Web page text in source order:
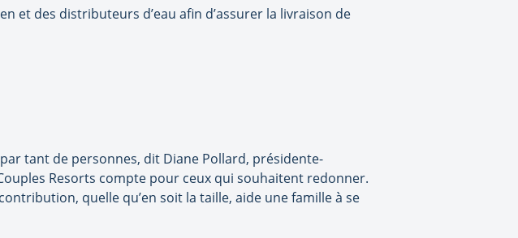
et des distributeurs d’eau afin d’assurer la livraison de
tant de personnes, dit Diane Pollard, présidente-
Resorts compte pour ceux qui souhaitent redonner.
quelle qu’en soit la taille, aide une famille à se